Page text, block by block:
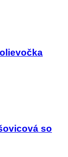
so